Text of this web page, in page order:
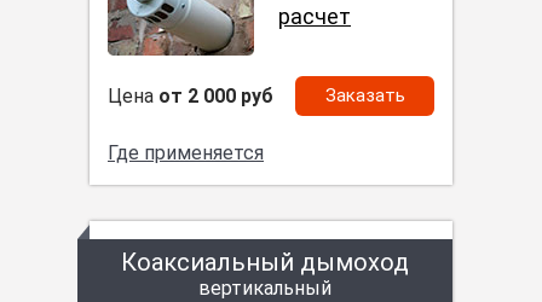
расчет
Цена от 2 000 руб Заказать
Где применяется
Коаксиальный дымоход
вертикальный